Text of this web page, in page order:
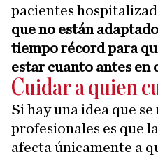
pacientes
que no están
tiempo récord para
estar cuanto antes en
Cuidar a quien
Si hay una idea que
profesionales es que
afecta únicamente a